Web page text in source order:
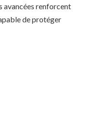
avancées renforcent
de protéger